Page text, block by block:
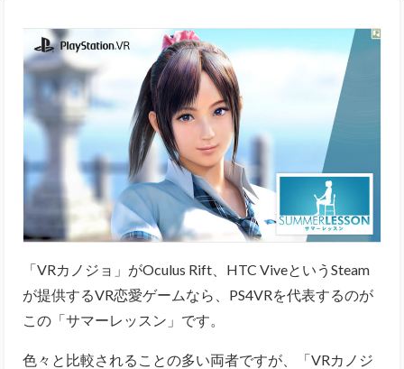
「VRカノジョ」がOculus Rift、HTC ViveというSteam
が提供するVR恋愛ゲームなら、PS4VRを代表するのが
この「サマーレッスン」です。
色々と比較されることの多い両者ですが、「VRカノジ